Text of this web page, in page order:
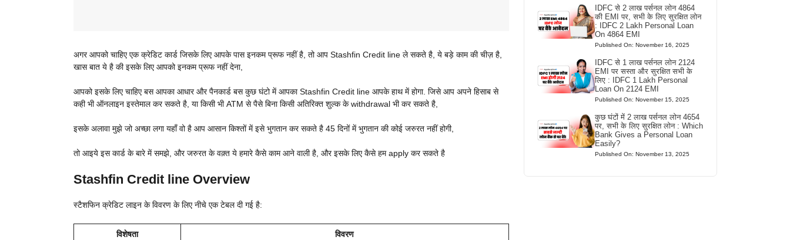
अगर आपको चाहिए एक क्रेडिट कार्ड जिसके लिए आपके पास इनकम प्रूफ नहीं है, तो आप Stashfin Credit line ले सकते है, ये बड़े काम की चीज़ है,
खास बात ये है की इसके लिए आपको इनकम प्रूफ नहीं देना,
आपको इसके लिए चाहिए बस आपका आधार और पैनकार्ड बस कुछ घंटो में आपका Stashfin Credit line आपके हाथ में होगा. जिसे आप अपने हिसाब से
कही भी ऑनलाइन इस्तेमाल कर सकते है, या किसी भी ATM से पैसे बिना किसी अतिरिक्त शुल्क के withdrawal भी कर सकते है,
इसके अलावा मुझे जो अच्छा लगा यहाँ वो है आप आसान किश्तों में इसे भुगतान कर सकते है 45 दिनों में भुगतान की कोई जरुरत नहीं होगी,
तो आइये इस कार्ड के बारे में समझे, और जरुरत के वक़्त ये हमारे कैसे काम आने वाली है, और इसके लिए कैसे हम apply कर सकते है
Stashfin Credit line Overview
स्टैशफिन क्रेडिट लाइन के विवरण के लिए नीचे एक टेबल दी गई है:
विशेषता विवरण
IDFC से 2 लाख पर्सनल लोन 4864
की EMI पर, सभी के लिए सुरक्षित लोन
: IDFC 2 Lakh Personal Loan
On 4864 EMI
Published On: November 16, 2025
IDFC से 1 लाख पर्सनल लोन 2124
EMI पर सस्ता और सुरक्षित सभी के
लिए : IDFC 1 Lakh Personal
Loan On 2124 EMI
Published On: November 15, 2025
कुछ घंटों में 2 लाख पर्सनल लोन 4654
पर, सभी के लिए सुरक्षित लोन : Which
Bank Gives a Personal Loan
Easily?
Published On: November 13, 2025